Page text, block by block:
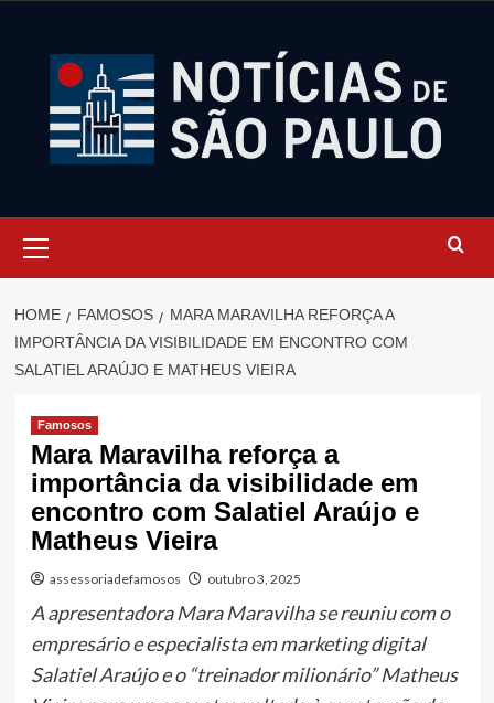
Menu
HOME FAMOSOS
MARA MARAVILHA REFORÇA A
IMPORTÂNCIA DA VISIBILIDADE EM ENCONTRO COM
SALATIEL ARAÚJO E MATHEUS VIEIRA
Famosos
Mara Maravilha reforça a
importância da visibilidade em
encontro com Salatiel Araújo e
Matheus Vieira
assessoriadefamosos outubro 3, 2025
A apresentadora Mara Maravilha se reuniu com o
empresário e especialista em marketing digital
Salatiel Araújo e o “treinador milionário” Matheus